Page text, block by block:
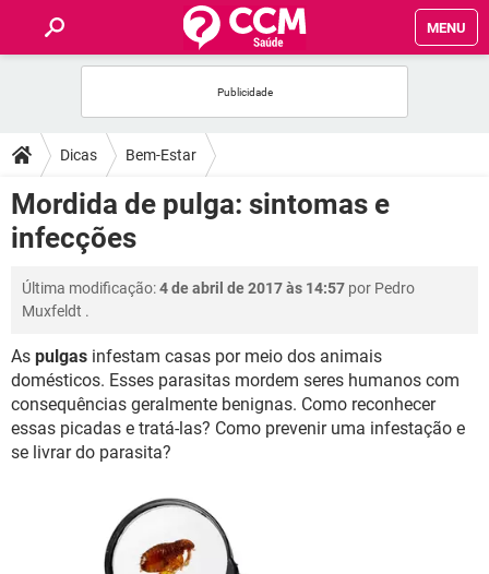
MENU
FÓRUM
SAÚDE
FAMÍLIA
NUTRIÇÃO
BEM-ESTAR
SEXUALIDADE
Dicas Bem-Estar
Mordida de pulga: sintomas e
infecções
Última modificação:4 de abril de 2017 às 14:57 por Pedro
Muxfeldt .
As pulgas infestam casas por meio dos animais
domésticos. Esses parasitas mordem seres humanos com
consequências geralmente benignas. Como reconhecer
essas picadas e tratá-las? Como prevenir uma infestação e
se livrar do parasita?